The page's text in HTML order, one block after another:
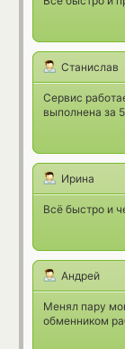
Станислав
Сервис
выполнена за
Ирина
Всё быстро и
Андрей
Менял пару
обменником